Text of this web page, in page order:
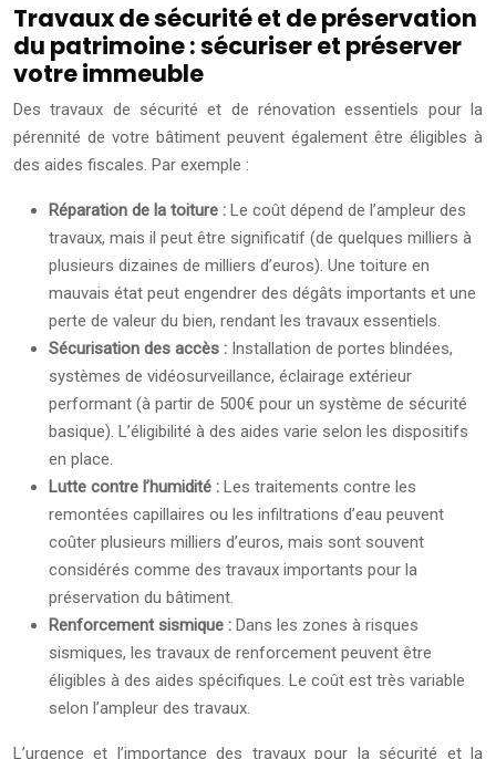
Travaux de sécurité et de préservation
du patrimoine : sécuriser et préserver
votre immeuble
Des travaux de sécurité et de rénovation essentiels pour la
pérennité de votre bâtiment peuvent également être éligibles à
des aides fiscales. Par exemple :
Réparation de la toiture : Le coût dépend de l’ampleur des
travaux, mais il peut être significatif (de quelques milliers à
plusieurs dizaines de milliers d’euros). Une toiture en
mauvais état peut engendrer des dégâts importants et une
perte de valeur du bien, rendant les travaux essentiels.
Sécurisation des accès : Installation de portes blindées,
systèmes de vidéosurveillance, éclairage extérieur
performant (à partir de 500€ pour un système de sécurité
basique). L’éligibilité à des aides varie selon les dispositifs
en place.
Lutte contre l’humidité : Les traitements contre les
remontées capillaires ou les infiltrations d’eau peuvent
coûter plusieurs milliers d’euros, mais sont souvent
considérés comme des travaux importants pour la
préservation du bâtiment.
Renforcement sismique : Dans les zones à risques
sismiques, les travaux de renforcement peuvent être
éligibles à des aides spécifiques. Le coût est très variable
selon l’ampleur des travaux.
L’urgence et l’importance des travaux pour la sécurité et la